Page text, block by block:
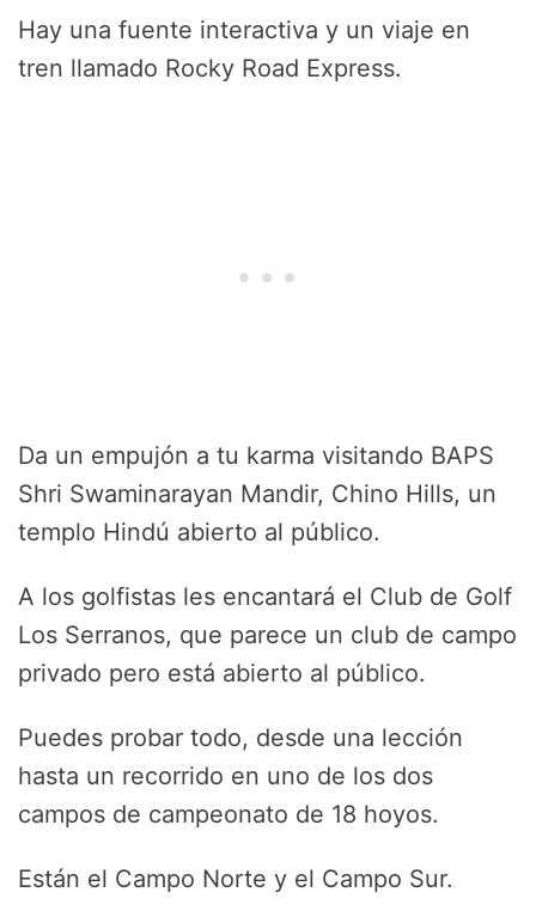
Hay una fuente interactiva y un viaje en
tren llamado Rocky Road Express.
Da un empujón a tu karma visitando BAPS
Shri Swaminarayan Mandir, Chino Hills, un
templo Hindú abierto al público.
A los golfistas les encantará el Club de Golf
Los Serranos, que parece un club de campo
privado pero está abierto al público.
Puedes probar todo, desde una lección
hasta un recorrido en uno de los dos
campos de campeonato de 18 hoyos.
Están el Campo Norte y el Campo Sur.